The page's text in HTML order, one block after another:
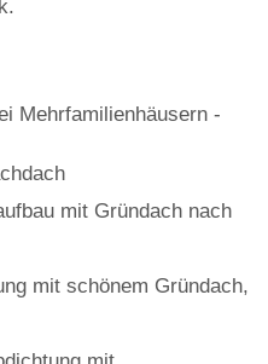
Mehrfamilienhäusern -
mit Gründach nach
mit schönem Gründach,